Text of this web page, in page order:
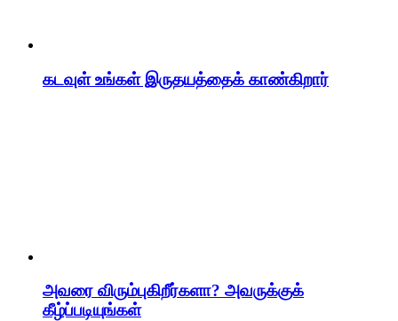
கடவுள் உங்கள் இருதயத்தைக் காண்கிறார்
அவரை விரும்புகிறீர்களா? அவருக்குக்
கீழ்ப்படியுங்கள்